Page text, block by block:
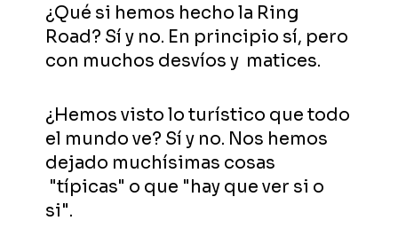
¿Qué si hemos hecho la Ring
Road? Sí y no. En principio sí, pero
con muchos desvíos y matices.
¿Hemos visto lo turístico que todo
el mundo ve? Sí y no. Nos hemos
dejado muchísimas cosas
"típicas" o que "hay que ver si o
si".